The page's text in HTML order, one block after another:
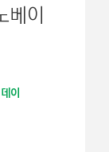
베이
이